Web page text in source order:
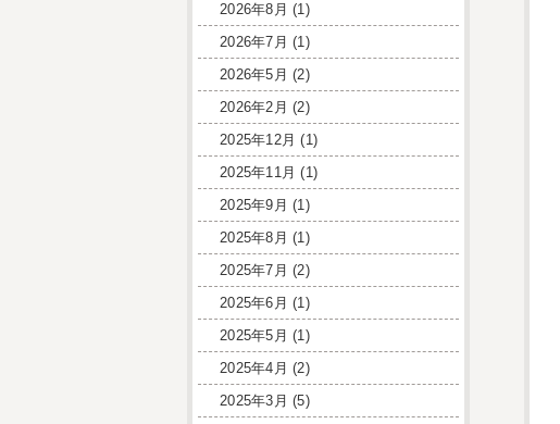
2026年8月 (1)
2026年7月 (1)
2026年5月 (2)
2026年2月 (2)
2025年12月 (1)
2025年11月 (1)
2025年9月 (1)
2025年8月 (1)
2025年7月 (2)
2025年6月 (1)
2025年5月 (1)
2025年4月 (2)
2025年3月 (5)